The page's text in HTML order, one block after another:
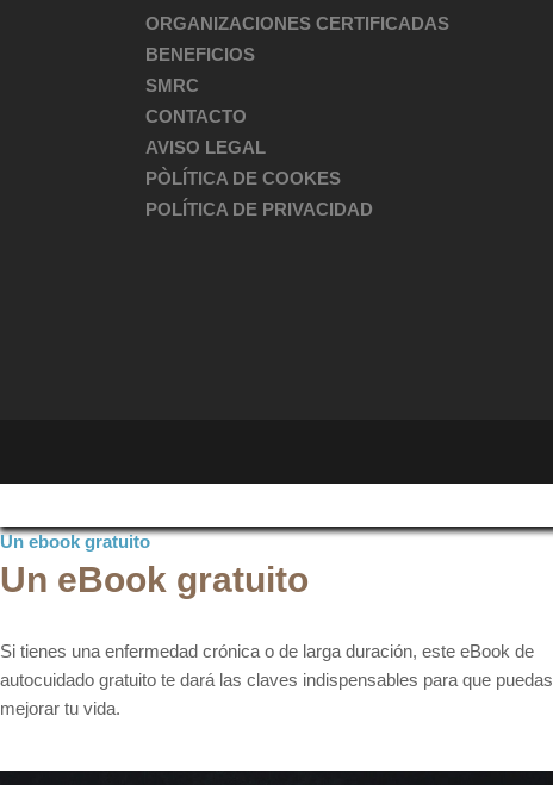
ORGANIZACIONES CERTIFICADAS
BENEFICIOS
SMRC
CONTACTO
AVISO LEGAL
PÒLÍTICA DE COOKES
POLÍTICA DE PRIVACIDAD
Un ebook gratuito
Un eBook gratuito
Si tienes una enfermedad crónica o de larga duración, este eBook de
autocuidado gratuito te dará las claves indispensables para que puedas
mejorar tu vida.